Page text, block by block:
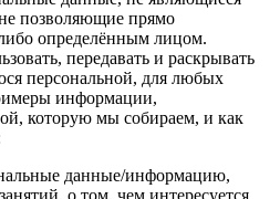
позволяющие прямо
определённым лицом.
передавать и раскрывать
персональной, для любых
информации,
которую мы собираем, и как
данные/информацию,